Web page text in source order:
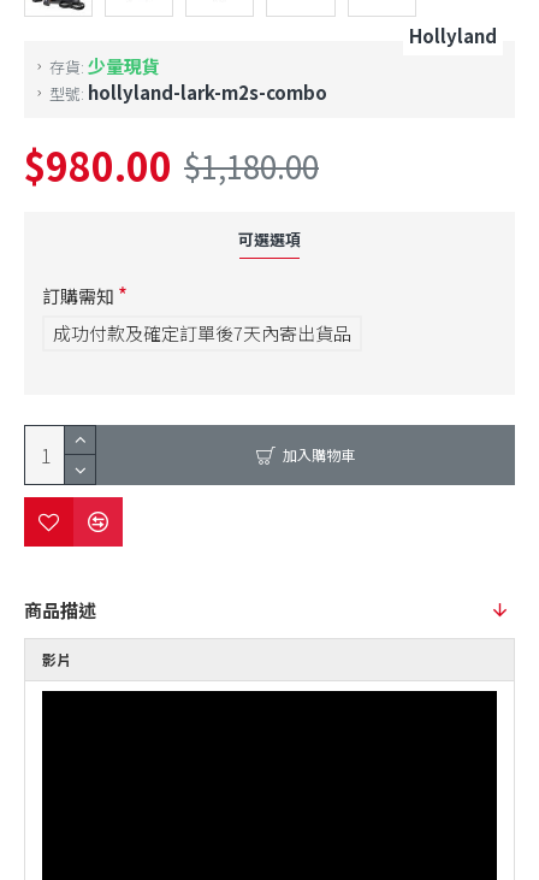
存貨: 少量現貨
型號: hollyland-lark-m2s-combo
Hollyland
$980.00 $1,180.00
可選選項
訂購需知
成功付款及確定訂單後7天內寄出貨品
加入購物車
商品描述
影片